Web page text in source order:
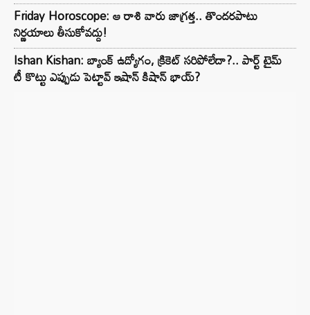
Friday Horoscope: ఆ రాశి వారు జాగ్రత్త.. తొందరపాటు
నిర్ణయాలు తీసుకోవద్దు!
Ishan Kishan: బ్యాంక్ ఉద్యోగం, క్రికెట్ సరిపోలేదా?.. పార్ట్ టైమ్
టీ కొట్టు ఎప్పుడు పెట్టావ్ ఇషాన్ కిషాన్ భాయ్‌?